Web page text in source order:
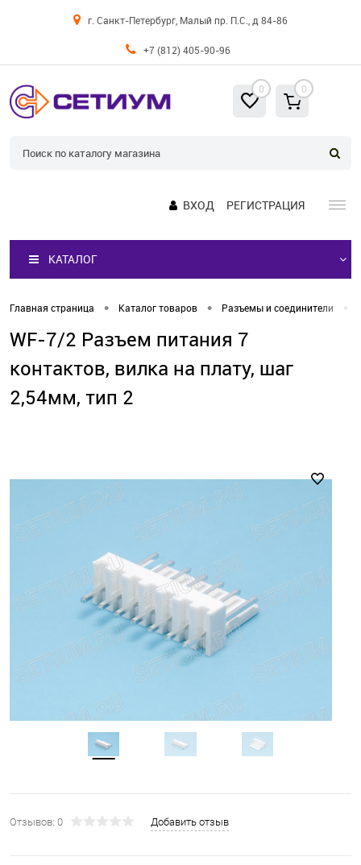
г. Санкт-Петербург, Малый пр. П.С., д 84-86
+7 (812) 405-90-96
0 0
ВХОД РЕГИСТРАЦИЯ
КАТАЛОГ
Главная страница • Каталог товаров • Разъемы и соединители
WF-7/2 Разъем питания 7
контактов, вилка на плату, шаг
2,54мм, тип 2
Отзывов: 0 Добавить отзыв